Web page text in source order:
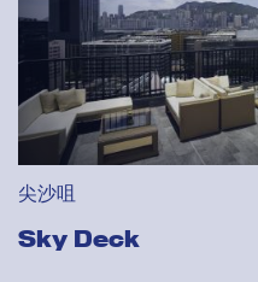
尖沙咀
Sky Deck